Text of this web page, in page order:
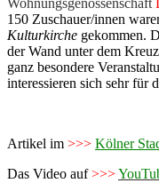
Wohnungsgenossenschaft
150 Zuschauer/innen
Kulturkirche gekommen.
der Wand unter dem
ganz besondere
interessieren sich sehr für
Artikel im >>> Kölner
Das Video auf>>>